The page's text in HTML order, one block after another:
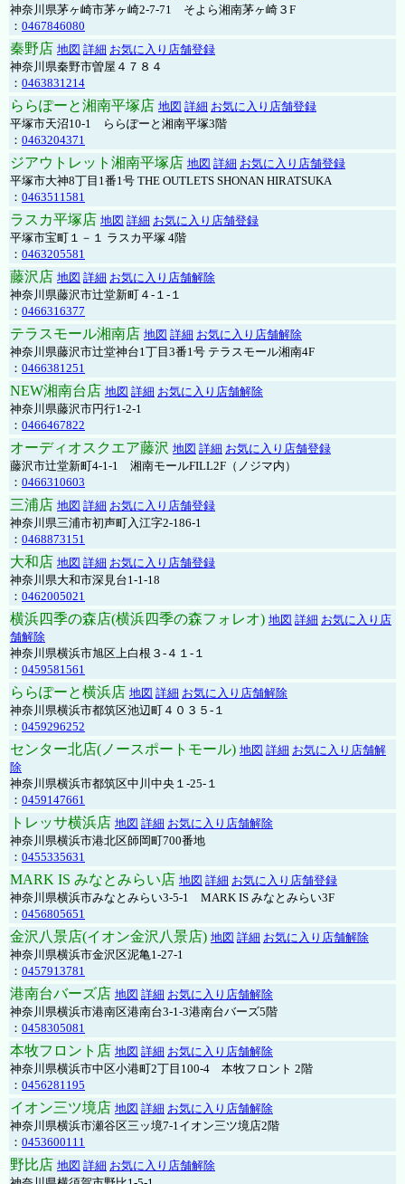
神奈川県茅ヶ崎市茅ヶ崎2‐7‐71 そよら湘南茅ヶ崎３F
： 0467846080
秦野店 地図 詳細 お気に入り店舗登録
神奈川県秦野市曽屋４７８４
： 0463831214
ららぽーと湘南平塚店 地図 詳細 お気に入り店舗登録
平塚市天沼10-1 ららぽーと湘南平塚3階
： 0463204371
ジアウトレット湘南平塚店 地図 詳細 お気に入り店舗登録
平塚市大神8丁目1番1号 THE OUTLETS SHONAN HIRATSUKA
： 0463511581
ラスカ平塚店 地図 詳細 お気に入り店舗登録
平塚市宝町１－１ ラスカ平塚 4階
： 0463205581
藤沢店 地図 詳細 お気に入り店舗解除
神奈川県藤沢市辻堂新町４-１-１
： 0466316377
テラスモール湘南店 地図 詳細 お気に入り店舗解除
神奈川県藤沢市辻堂神台1丁目3番1号 テラスモール湘南4F
： 0466381251
NEW湘南台店 地図 詳細 お気に入り店舗解除
神奈川県藤沢市円行1-2-1
： 0466467822
オーディオスクエア藤沢 地図 詳細 お気に入り店舗登録
藤沢市辻堂新町4-1-1 湘南モールFILL2F（ノジマ内）
： 0466310603
三浦店 地図 詳細 お気に入り店舗登録
神奈川県三浦市初声町入江字2-186-1
： 0468873151
大和店 地図 詳細 お気に入り店舗登録
神奈川県大和市深見台1-1-18
： 0462005021
横浜四季の森店(横浜四季の森フォレオ) 地図 詳細 お気に入り店
舗解除
神奈川県横浜市旭区上白根３-４１-１
： 0459581561
ららぽーと横浜店 地図 詳細 お気に入り店舗解除
神奈川県横浜市都筑区池辺町４０３５-１
： 0459296252
センター北店(ノースポートモール) 地図 詳細 お気に入り店舗解
除
神奈川県横浜市都筑区中川中央１-25-１
： 0459147661
トレッサ横浜店 地図 詳細 お気に入り店舗解除
神奈川県横浜市港北区師岡町700番地
： 0455335631
MARK IS みなとみらい店 地図 詳細 お気に入り店舗登録
神奈川県横浜市みなとみらい3-5-1 MARK IS みなとみらい3F
： 0456805651
金沢八景店(イオン金沢八景店) 地図 詳細 お気に入り店舗解除
神奈川県横浜市金沢区泥亀1-27-1
： 0457913781
港南台バーズ店 地図 詳細 お気に入り店舗解除
神奈川県横浜市港南区港南台3-1-3港南台バーズ5階
： 0458305081
本牧フロント店 地図 詳細 お気に入り店舗解除
神奈川県横浜市中区小港町2丁目100-4 本牧フロント 2階
： 0456281195
イオン三ツ境店 地図 詳細 お気に入り店舗解除
神奈川県横浜市瀬谷区三ッ境7-1イオン三ツ境店2階
： 0453600111
野比店 地図 詳細 お気に入り店舗解除